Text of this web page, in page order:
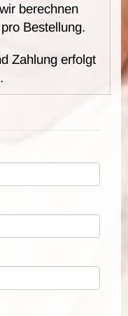
berechnen
Bestellung.
Zahlung erfolgt